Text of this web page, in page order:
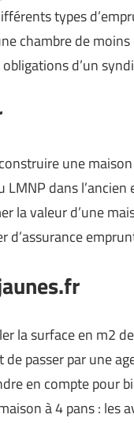
types
chambre de moins
d’un
une
dans l’ancien
la valeur d’une
d’assurance
la surface en m2
de passer par une
en compte pour
à 4 pans : les